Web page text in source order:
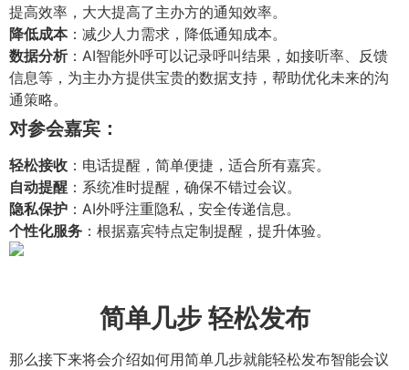
提高效率，大大提高了主办方的通知效率。
降低成本：减少人力需求，降低通知成本。
数据分析：AI智能外呼可以记录呼叫结果，如接听率、反馈
信息等，为主办方提供宝贵的数据支持，帮助优化未来的沟
通策略。
对参会嘉宾：
轻松接收 ：电话提醒，简单便捷，适合所有嘉宾。
自动提醒 ：系统准时提醒，确保不错过会议。
隐私保护 ：AI外呼注重隐私，安全传递信息。
个性化服务 ：根据嘉宾特点定制提醒，提升体验。
简单几步 轻松发布
那么接下来将会介绍如何用简单几步就能轻松发布智能会议